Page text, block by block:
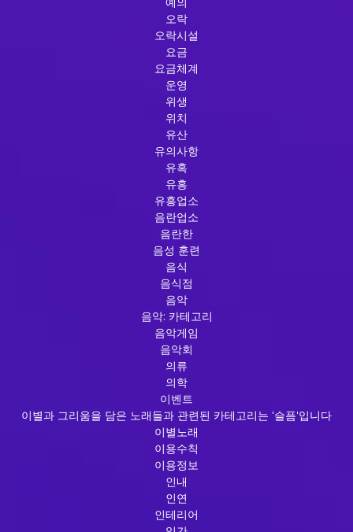
오락
오락시설
요금
요금체계
운영
위생
위치
유산
유의사항
유혹
유흥
유흥업소
음란업소
음란한
음성 훈련
음식
음식점
음악
음악: 카테고리
음악게임
음악회
의류
의학
이벤트
이별과 그리움을 담은 노래들과 관련된 카테고리는 '슬픔'입니다
이별노래
이용수칙
이용정보
인내
인연
인테리어